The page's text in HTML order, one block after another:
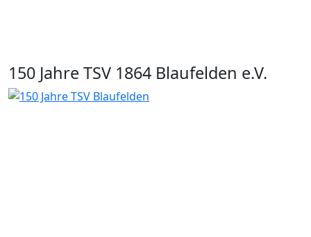
150 Jahre TSV 1864 Blaufelden e.V.